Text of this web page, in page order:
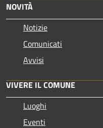
NOVITÀ
Notizie
Comunicati
Avvisi
VIVERE IL COMUNE
Luoghi
Eventi